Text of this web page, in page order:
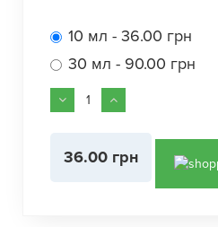
10 мл - 36.00 грн
30 мл - 90.00 грн
36.00 грн